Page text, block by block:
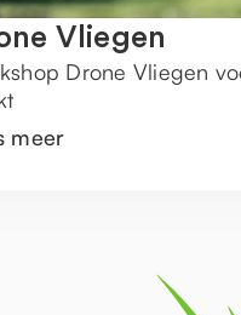
Vliegen
Drone Vliegen
meer